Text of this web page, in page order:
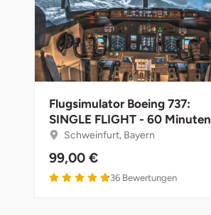
Flugsimulator Boeing 737:
SINGLE FLIGHT - 60 Minuten
Schweinfurt, Bayern
99,00 €
36 Bewertungen
Gera
Gersfeld
Gotha
Göppingen